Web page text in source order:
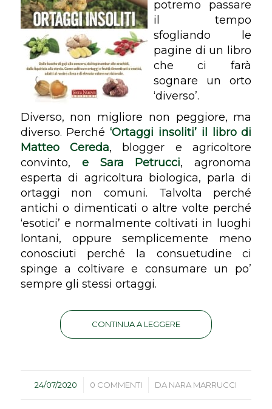
potremo passare
il tempo
sfogliando le
pagine di un libro
che ci farà
sognare un orto
‘diverso’.
Diverso, non migliore non peggiore, ma
diverso. Perché‘Ortaggi insoliti’ il libro di
Matteo Cereda, blogger e agricoltore
convinto, e Sara Petrucci, agronoma
esperta di agricoltura biologica, parla di
ortaggi non comuni. Talvolta perché
antichi o dimenticati o altre volte perché
‘esotici’ e normalmente coltivati in luoghi
lontani, oppure semplicemente meno
conosciuti perché la consuetudine ci
spinge a coltivare e consumare un po’
sempre gli stessi ortaggi.
CONTINUA A LEGGERE
24/07/2020
/ 0 COMMENTI
/ DA NARA MARRUCCI